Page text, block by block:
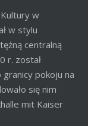
w
w stylu
centralną
r. został
granicy pokoju na
się nim
mit Kaiser